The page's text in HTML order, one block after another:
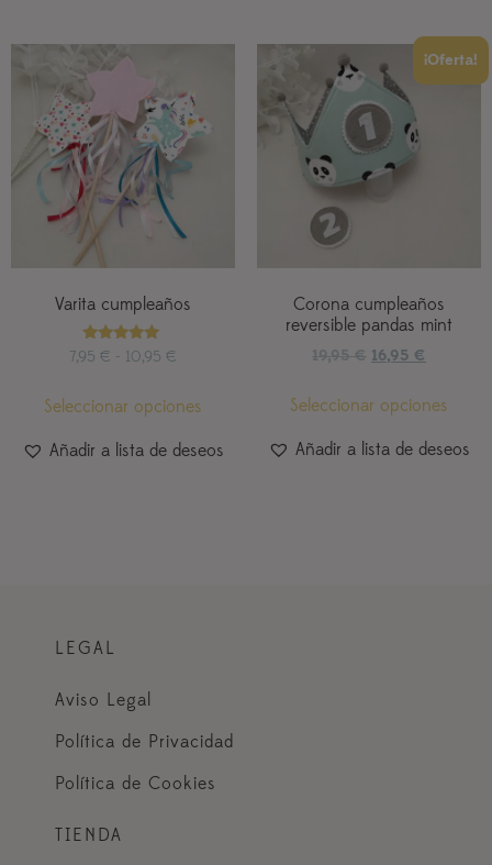
Varita cumpleaños
Valorado
7,95 € - 10,95 €
Seleccionar opciones
Añadir a lista de deseos
¡Oferta!
Corona cumpleaños
reversible pandas mint
19,95€ 16,95 €
Seleccionar opciones
Añadir a lista de deseos
LEGAL
Aviso Legal
Política de Privacidad
Política de Cookies
TIENDA